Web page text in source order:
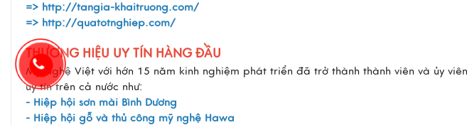
=> http://tangia-khaitruong.com/
=> http://quatotnghiep.com/
THƯƠNG HIỆU UY TÍN HÀNG ĐẦU
Mỹ Nghệ Việt với hớn 15 năm kinh nghiệm phát triển đã trở thành thành viên và ủy
uy tín trên cả nước như:
- Hiệp hội sơn mài Bình Dương
- Hiệp hội gỗ và thủ công mỹ nghệ Hawa